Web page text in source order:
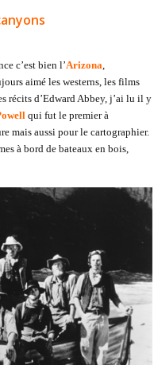
c’est bien l’Arizona,
aimé les westerns, les films
récits d’Edward Abbey, j’ai lu il y
qui fut le premier à
mais aussi pour le cartographier.
à bord de bateaux en bois,